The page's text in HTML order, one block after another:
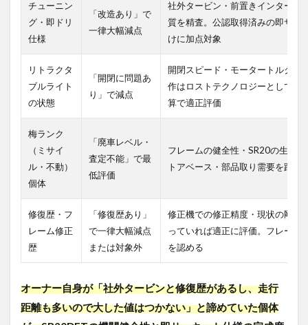
チューニン
グ・即ドリ
仕様
「改造あり」で
一律大幅減点
社外タービン・前置きインターク
質を精査。公認取得済みの即サー
けに加点対象
リトラクタ
ブルライト
の状態
「開閉に問題あ
り」で減点
開閉スピード・モータートルク・
作はロストテクノロジーとして加
算で適正評価
梅ランク
（ミサイ
ル・不動）
個体
「廃車レベル・
査定不能」で最
低評価
フレームの健全性・SR20の生死
トアベース・部品取り需要を踏
修復歴・フ
レーム修正
歴
「修復歴あり」
で一律大幅減点
または対象外
修正機での修正精度・現状の剛性
っていれば適正に評価。フレーム
を認める
オーナー自身が「社外タービンと修復歴があるし、走行
距離も多いので大した値はつかない」と諦めていた個体